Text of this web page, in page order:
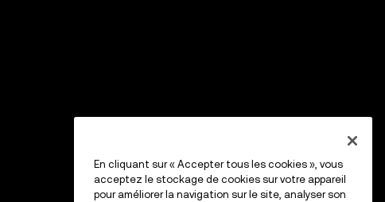
En cliquant sur « Accepter tous les cookies », vous
acceptez le stockage de cookies sur votre appareil
pour améliorer la navigation sur le site, analyser son